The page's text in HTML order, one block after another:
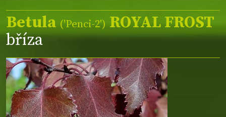
Betula ('Penci-2') ROYAL FROST
bříza